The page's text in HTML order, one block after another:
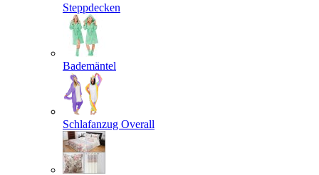
Steppdecken
Bademäntel
Schlafanzug Overall